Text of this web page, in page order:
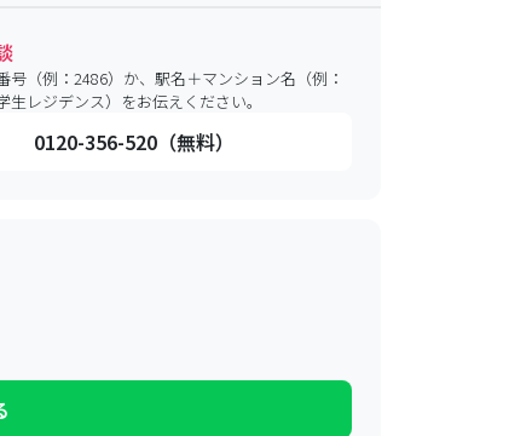
号（例：2486）か、駅名＋マンション名（例：
生レジデンス）をお伝えください。
0120-356-520（無料）